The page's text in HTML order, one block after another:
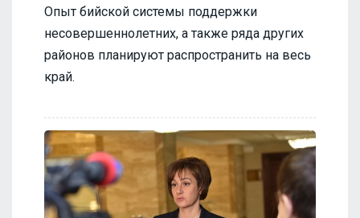
Опыт бийской системы поддержки
несовершеннолетних, а также ряда других
районов планируют распространить на весь
край.